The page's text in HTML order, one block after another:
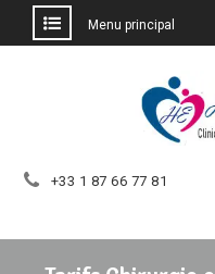
Menu principal
+33 1 87 66 77 81